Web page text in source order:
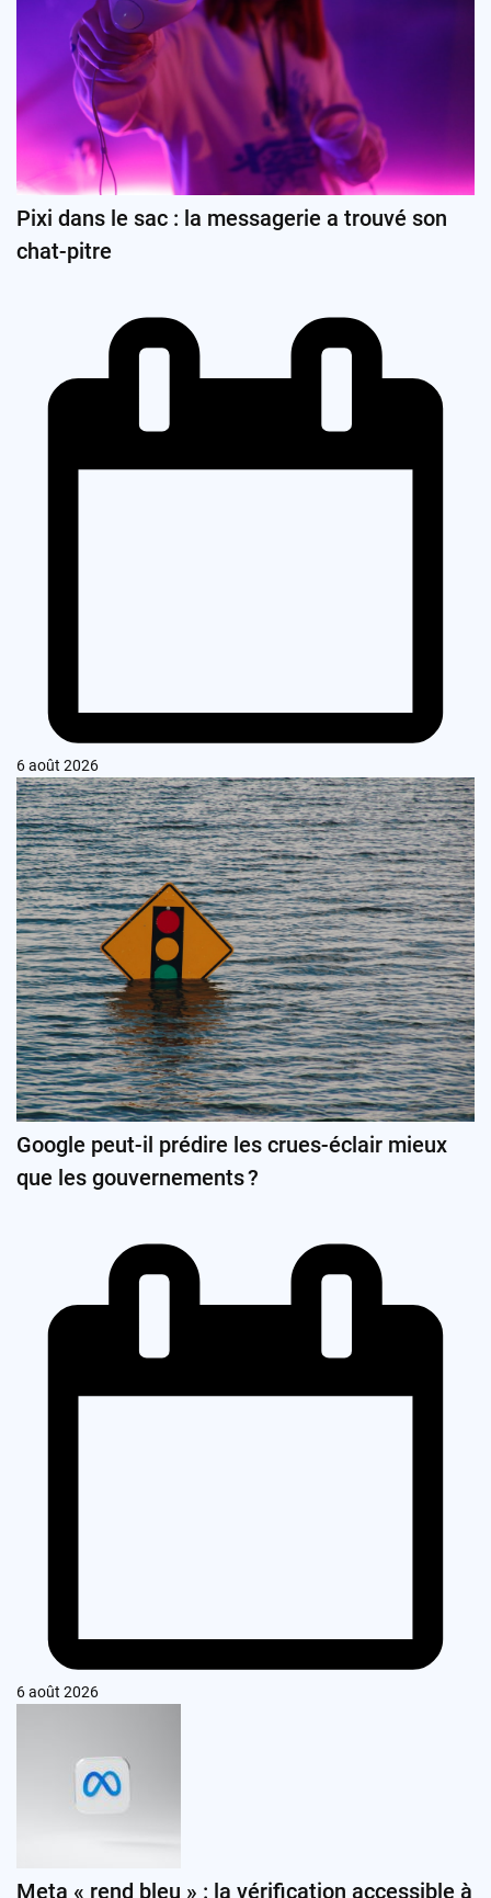
Pixi dans le sac : la messagerie a trouvé son
chat-pitre
6 août 2026
Google peut-il prédire les crues-éclair mieux
que les gouvernements ?
6 août 2026
Meta « rend bleu » : la vérification accessible à